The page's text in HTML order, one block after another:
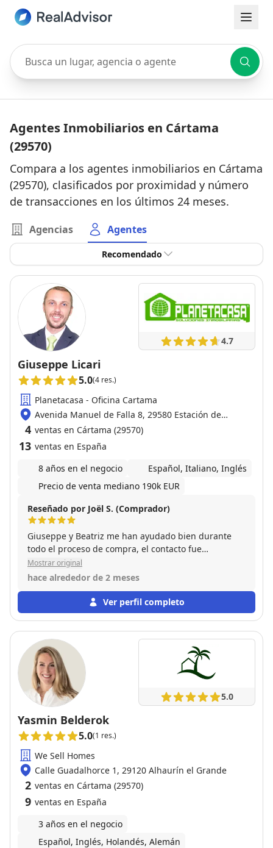
Busca un lugar, agencia o agente
Agentes Inmobiliarios en Cártama
(29570)
Compara a los agentes inmobiliarios en Cártama
(29570), clasificados por proximidad y número
de transacciones en los últimos 24 meses.
Agencias Agentes
Recomendado
4.7
Giuseppe Licari
5.0(4 res.)
Planetacasa - Oficina Cartama
Avenida Manuel de Falla 8, 29580 Estación de
Cártama
4 ventas en Cártama (29570)
13 ventas en España
8 años en el negocio
Español, Italiano, Inglés
Precio de venta mediano 190k EUR
Reseñado por Joël S. (Comprador)
Giuseppe y Beatriz me han ayudado bien durante
todo el proceso de compra, el contacto fue
agradable y la accesibilidad es buena. También me
ayudaron bien con el papeleo. 100% recomendable
Mostrar original
hace alrededor de 2 meses
Ver perfil completo
5.0
Yasmin Belderok
5.0(1 res.)
We Sell Homes
Calle Guadalhorce 1, 29120 Alhaurín el Grande
2 ventas en Cártama (29570)
9 ventas en España
3 años en el negocio
Español, Inglés, Holandés, Alemán